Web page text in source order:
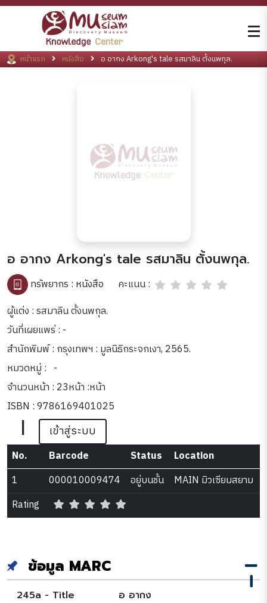
หน้าแรก หนังสือ อ อากง Arkong's tale รสมาลิน ตั้งนพกุล.
อ อากง Arkong's tale รสมาลิน ตั้งนพกุล.
ทรัพยากร : หนังสือ
คะแนน :
ผู้แต่ง : รสมาลิน ตั้งนพกุล.
วันที่เผยแพร่ : -
สำนักพิมพ์ : กรุงเทพฯ : มูลนิธิกระจกเงา, 2565.
หมวดหมู่ : -
จำนวนหน้า : 23หน้า :หน้า
ISBN : 9786169401025
| เข้าสู่ระบบ
No. Barcode Status
Location
1
000010009474 อยู่บนชั้น
MAIN มิวเซียมสยาม
Rating
ข้อมูล MARC
245a - Title
อ อากง